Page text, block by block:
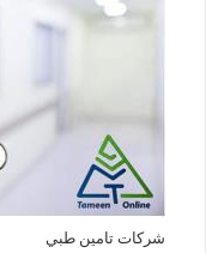
شركات تامين طبي